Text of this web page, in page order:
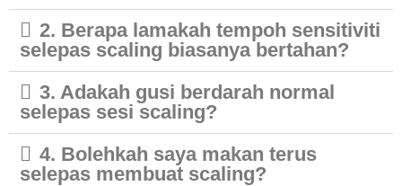
2. Berapa lamakah tempoh sensitiviti
selepas scaling biasanya bertahan?
3. Adakah gusi berdarah normal
selepas sesi scaling?
4. Bolehkah saya makan terus
selepas membuat scaling?